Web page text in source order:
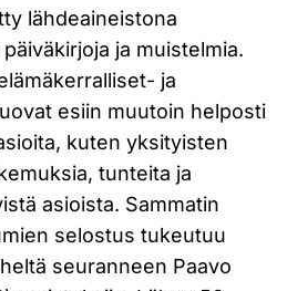
lähdeaineistona
ja muistelmia.
ja
esiin muutoin helposti
kuten yksityisten
tunteita ja
asioista. Sammatin
selostus tukeutuu
seuranneen Paavo